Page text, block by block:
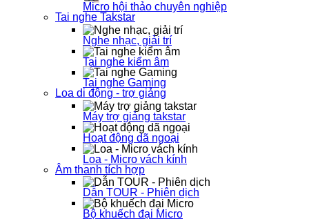
Micro hội thảo chuyên nghiệp
Tai nghe Takstar
Nghe nhạc, giải trí
Tai nghe kiểm âm
Tai nghe Gaming
Loa di động - trợ giảng
Máy trợ giảng takstar
Hoạt động dã ngoại
Loa - Micro vách kính
Âm thanh tích hợp
Dẫn TOUR - Phiên dịch
Bộ khuếch đại Micro